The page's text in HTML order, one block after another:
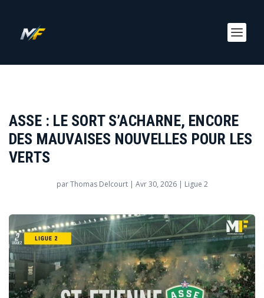
ASSE : LE SORT S’ACHARNE, ENCORE
DES MAUVAISES NOUVELLES POUR LES
VERTS
parThomas Delcourt| Avr 30, 2026| Ligue 2